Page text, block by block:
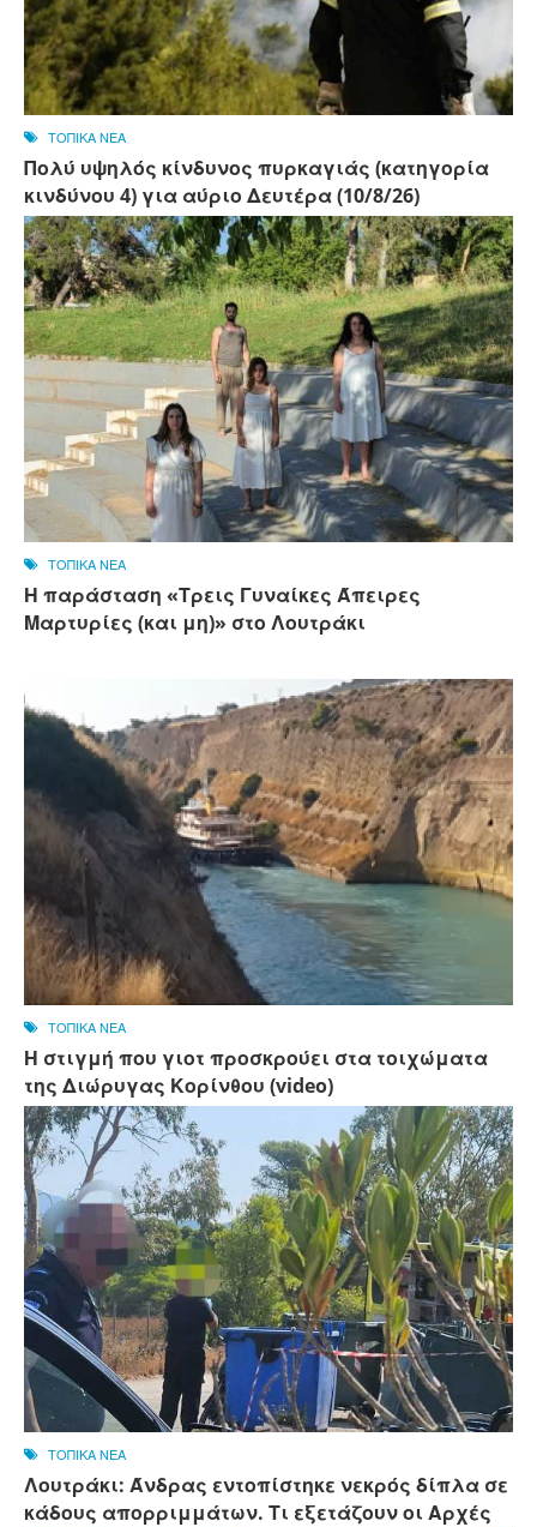
ΤΟΠΙΚΑ ΝΕΑ
Πολύ υψηλός κίνδυνος πυρκαγιάς (κατηγορία
κινδύνου 4) για αύριο Δευτέρα (10/8/26)
ΤΟΠΙΚΑ ΝΕΑ
Η παράσταση «Τρεις Γυναίκες Άπειρες
Μαρτυρίες (και μη)» στο Λουτράκι
ΤΟΠΙΚΑ ΝΕΑ
Η στιγμή που γιοτ προσκρούει στα τοιχώματα
της Διώρυγας Κορίνθου (video)
ΤΟΠΙΚΑ ΝΕΑ
Λουτράκι: Άνδρας εντοπίστηκε νεκρός δίπλα σε
κάδους απορριμμάτων. Τι εξετάζουν οι Αρχές